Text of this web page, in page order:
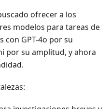
ofrecer a los
modelos para tareas de
con GPT-4o por su
por su amplitud, y ahora